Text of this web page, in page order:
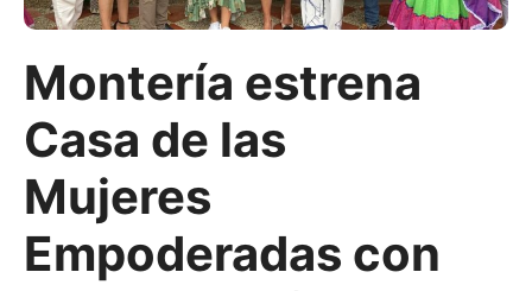
Montería estrena
Casa de las
Mujeres
Empoderadas con